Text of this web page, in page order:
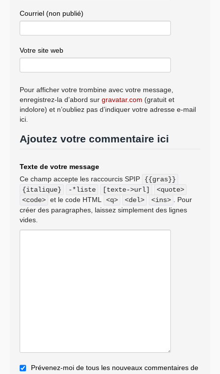
Courriel (non publié)
Votre site web
Pour afficher votre trombine avec votre message,
enregistrez-la d’abord sur gravatar.com (gratuit et
indolore) et n’oubliez pas d’indiquer votre adresse e-mail
ici.
Ajoutez votre commentaire ici
Texte de votre message
Ce champ accepte les raccourcis SPIP
{{gras}}
{italique}
-*liste [texte->url]
<quote>
<code> et le code HTML <q> <del> <ins>
. Pour
créer des paragraphes, laissez simplement des lignes
vides.
Prévenez-moi de tous les nouveaux commentaires de